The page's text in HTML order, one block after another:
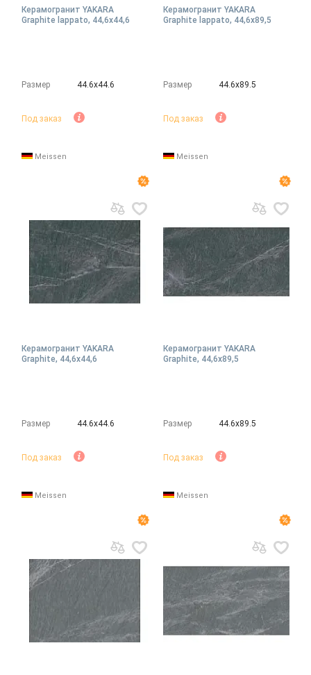
Керамогранит YAKARA
Graphite lappato, 44,6x44,6
Размер 44.6х44.6
Под заказ
Meissen
Керамогранит YAKARA
Graphite lappato, 44,6x89,5
Размер 44.6х89.5
Под заказ
Meissen
Керамогранит YAKARA
Graphite, 44,6x44,6
Размер 44.6х44.6
Под заказ
Meissen
Керамогранит YAKARA
Graphite, 44,6x89,5
Размер 44.6х89.5
Под заказ
Meissen